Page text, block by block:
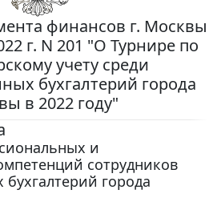
финансов г. Москвы
г. N 201 "О Турнире по
учету среди
бухгалтерий города
в 2022 году"
и
сотрудников
города